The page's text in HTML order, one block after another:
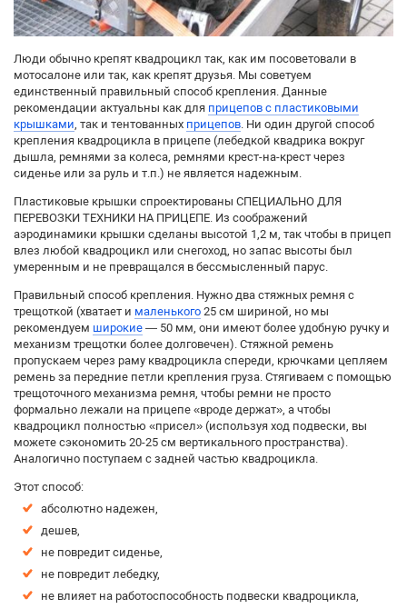
Люди обычно крепят квадроцикл так, как им посоветовали в
мотосалоне или так, как крепят друзья. Мы советуем
единственный правильный способ крепления. Данные
рекомендации актуальны как для прицепов с пластиковыми
крышками , так и тентованных прицепов . Ни один другой способ
крепления квадроцикла в прицепе (лебедкой квадрика вокруг
дышла, ремнями за колеса, ремнями крест-на-крест через
сиденье или за руль и т.п.) не является надежным.
Пластиковые крышки спроектированы СПЕЦИАЛЬНО ДЛЯ
ПЕРЕВОЗКИ ТЕХНИКИ НА ПРИЦЕПЕ. Из соображений
аэродинамики крышки сделаны высотой 1,2 м, так чтобы в прицеп
влез любой квадроцикл или снегоход, но запас высоты был
умеренным и не превращался в бессмысленный парус.
Правильный способ крепления. Нужно два стяжных ремня с
трещоткой (хватает и маленького 25 см шириной, но мы
рекомендуем широкие — 50 мм, они имеют более удобную ручку и
механизм трещотки более долговечен). Стяжной ремень
пропускаем через раму квадроцикла спереди, крючками цепляем
ремень за передние петли крепления груза. Стягиваем с помощью
трещоточного механизма ремня, чтобы ремни не просто
формально лежали на прицепе «вроде держат», а чтобы
квадроцикл полностью «присел» (используя ход подвески, вы
можете сэкономить 20-25 см вертикального пространства).
Аналогично поступаем с задней частью квадроцикла.
Этот способ:
абсолютно надежен,
дешев,
не повредит сиденье,
не повредит лебедку,
не влияет на работоспособность подвески квадроцикла,